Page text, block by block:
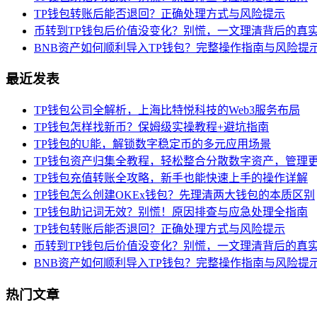
TP钱包转账后能否退回？正确处理方式与风险提示
币转到TP钱包后价值没变化？别慌，一文理清背后的真
BNB资产如何顺利导入TP钱包？完整操作指南与风险提
最近发表
TP钱包公司全解析，上海比特悦科技的Web3服务布局
TP钱包怎样找新币？保姆级实操教程+避坑指南
TP钱包的U能，解锁数字稳定币的多元应用场景
TP钱包资产归集全教程，轻松整合分散数字资产，管理
TP钱包充值转账全攻略，新手也能快速上手的操作详解
TP钱包怎么创建OKEx钱包？先理清两大钱包的本质区别
TP钱包助记词无效？别慌！原因排查与应急处理全指南
TP钱包转账后能否退回？正确处理方式与风险提示
币转到TP钱包后价值没变化？别慌，一文理清背后的真
BNB资产如何顺利导入TP钱包？完整操作指南与风险提
热门文章